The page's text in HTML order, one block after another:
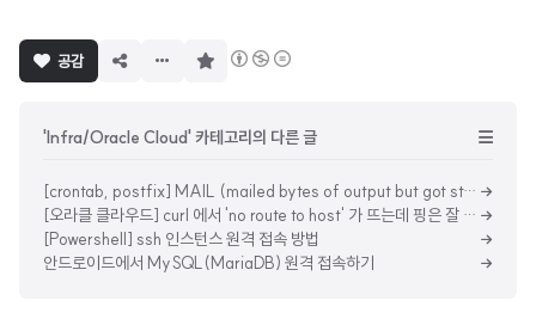
공감
'Infra/Oracle Cloud' 카테고리의 다른 글
[crontab, postfix] MAIL (mailed bytes of output but got status 0x004b from MTA#012) 대처 방법
[오라클 클라우드] curl 에서 'no route to host' 가 뜨는데 핑은 잘 가는 경우 (feat. ChatGPT)
[Powershell] ssh 인스턴스 원격 접속 방법
안드로이드에서 MySQL(MariaDB) 원격 접속하기